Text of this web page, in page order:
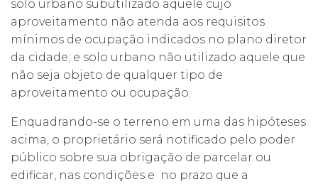
solo urbano subutilizado aquele cujo
aproveitamento não atenda aos requisitos
mínimos de ocupação indicados no plano diretor
da cidade; e solo urbano não utilizado aquele que
não seja objeto de qualquer tipo de
aproveitamento ou ocupação.
Enquadrando-se o terreno em uma das hipóteses
acima, o proprietário será notificado pelo poder
público sobre sua obrigação de parcelar ou
edificar, nas condições e no prazo que a